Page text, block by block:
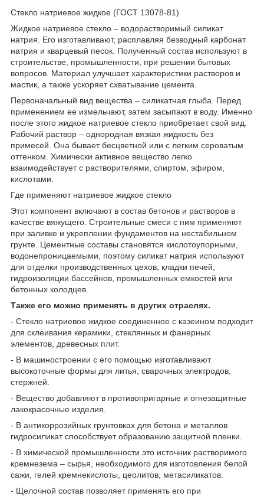
Стекло натриевое жидкое (ГОСТ 13078-81)
Жидкое натриевое стекло – водорастворимый силикат
натрия. Его изготавливают, расплавляя безводный карбонат
натрия и кварцевый песок. Полученный состав используют в
строительстве, промышленности, при решении бытовых
вопросов. Материал улучшает характеристики растворов и
мастик, а также ускоряет схватывание цемента.
Первоначальный вид вещества – силикатная глыба. Перед
применением ее измельчают, затем засыпают в воду. Именно
после этого жидкое натриевое стекло приобретает свой вид.
Рабочий раствор – однородная вязкая жидкость без
примесей. Она бывает бесцветной или с легким сероватым
оттенком. Химически активное вещество легко
взаимодействует с растворителями, спиртом, эфиром,
кислотами.
Где применяют натриевое жидкое стекло
Этот компонент включают в состав бетонов и растворов в
качестве вяжущего. Строительные смеси с ним применяют
при заливке и укреплении фундаментов на нестабильном
грунте. Цементные составы становятся кислотоупорными,
водонепроницаемыми, поэтому силикат натрия используют
для отделки производственных цехов, кладки печей,
гидроизоляции бассейнов, промышленных емкостей или
бетонных колодцев.
Также его можно применять в других отраслях.
- Стекло натриевое жидкое соединенное с казеином подходит
для склеивания керамики, стеклянных и фанерных
элементов, древесных плит.
- В машиностроении с его помощью изготавливают
высокоточные формы для литья, сварочных электродов,
стержней.
- Вещество добавляют в противопригарные и огнезащитные
лакокрасочные изделия.
- В антикоррозийных грунтовках для бетона и металлов
гидросиликат способствует образованию защитной пленки.
- В химической промышленности это источник растворимого
кремнезема – сырья, необходимого для изготовления белой
сажи, гелей кремнекислоты, цеолитов, метасиликатов.
- Щелочной состав позволяет применять его при